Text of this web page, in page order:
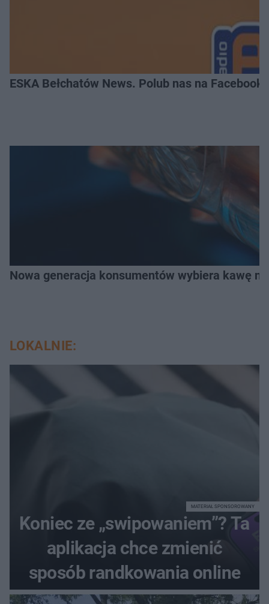
ESKA Bełchatów News. Polub nas na
Nowa generacja konsumentów wybiera kawę
LOKALNIE:
Koniec ze „swipowaniem”? Ta
aplikacja chce zmienić
sposób randkowania online
MATERIAŁ SPONSOROWANY